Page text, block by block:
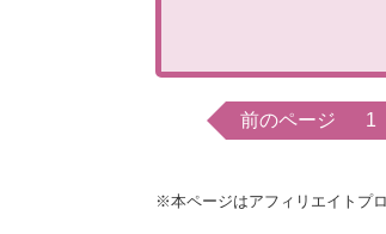
前のページ 1
※本ページはアフィリエイトプ